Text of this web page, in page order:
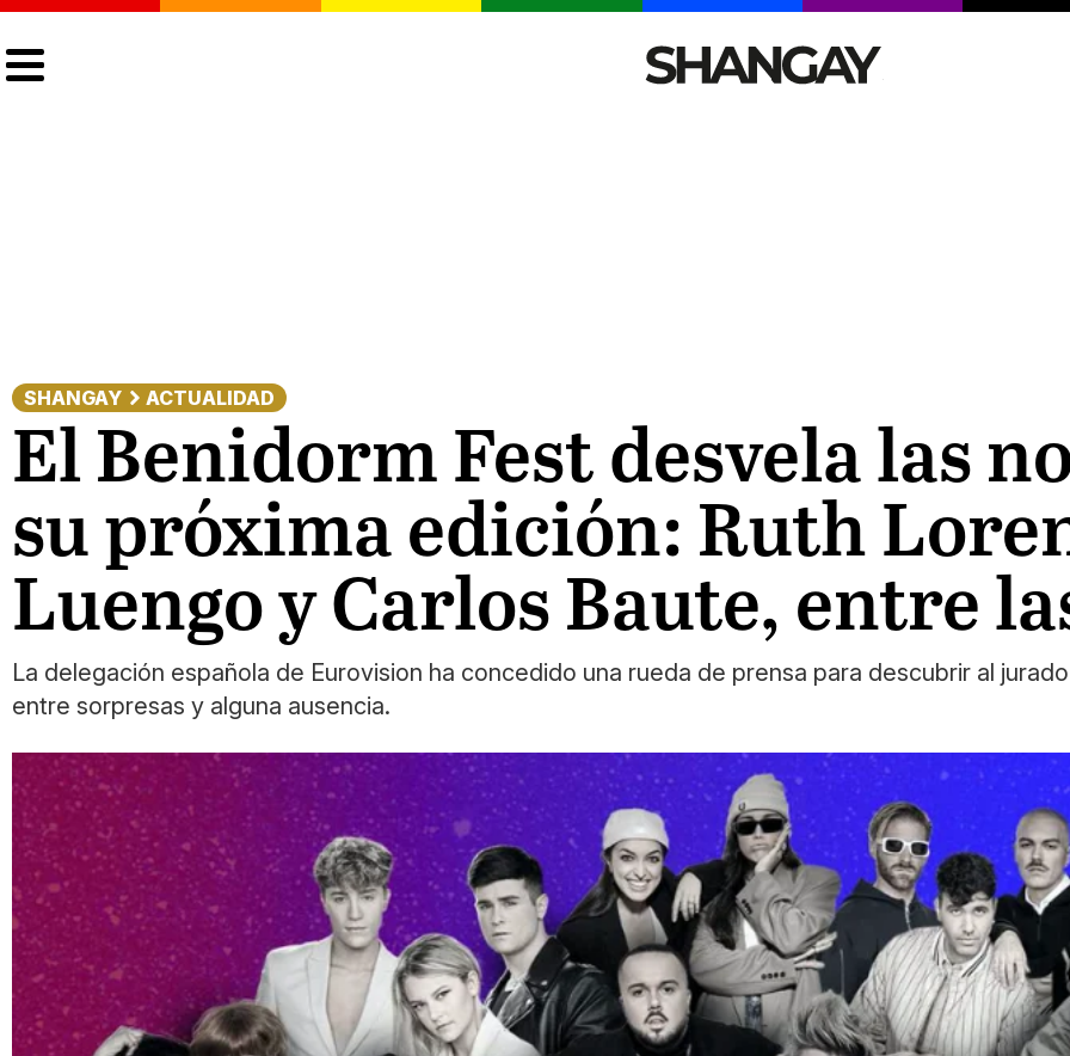
SHANGAY ACTUALIDAD
El Benidorm Fest desvela las
su próxima edición: Ruth
Luengo y Carlos Baute, entre
La delegación española de Eurovision ha concedido una rueda de prensa para descubrir al
entre sorpresas y alguna ausencia.